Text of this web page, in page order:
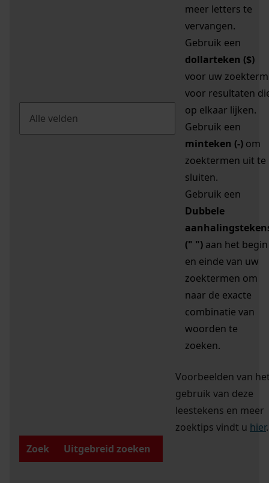
meer letters te
vervangen.
Gebruik een
dollarteken ($)
voor uw zoekterm
voor resultaten
op elkaar lijken.
Gebruik een
minteken (-) om
zoektermen uit te
sluiten.
Gebruik een
Dubbele
(" ") aan het begin
en einde van uw
zoektermen om
naar de exacte
combinatie van
woorden te
zoeken.
Voorbeelden van
gebruik van deze
leestekens en meer
zoektips vindt u hier.
Zoek
Uitgebreid zoeken